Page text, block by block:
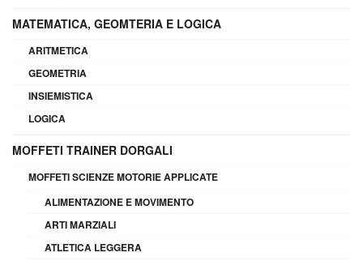
MATEMATICA, GEOMTERIA E LOGICA
ARITMETICA
GEOMETRIA
INSIEMISTICA
LOGICA
MOFFETI TRAINER DORGALI
MOFFETI SCIENZE MOTORIE APPLICATE
ALIMENTAZIONE E MOVIMENTO
ARTI MARZIALI
ATLETICA LEGGERA